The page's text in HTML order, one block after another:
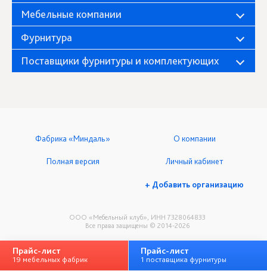
Мебельные компании
Фурнитура
Поставщики фурнитуры и комплектующих
ООО «Мебельный клуб», ИНН 7328064833
Все права защищены © 2014-2026
Фабрика «Миндаль» О компании
Полная версия Личный кабинет
+ Добавить организацию
Прайс-лист
19 мебельных фабрик
Прайс-лист
1 поставщика фурнитуры